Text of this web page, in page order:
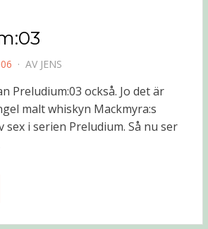
AV JENS
Preludium:03 också. Jo det är
malt whiskyn Mackmyra:s
sex i serien Preludium. Så nu ser